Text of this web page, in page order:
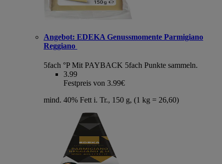
Angebot: EDEKA Genussmomente Parmigiano
Reggiano
5fach °P Mit PAYBACK 5fach Punkte sammeln.
3.99
Festpreis von 3.99€
mind. 40% Fett i. Tr., 150 g, (1 kg = 26,60)